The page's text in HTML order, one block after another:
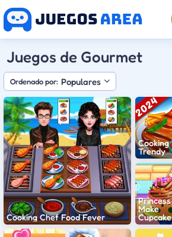
Juegos de Gourmet
Ordenado por: Populares
Cooking
Trendy
Cooking Chef Food Fever
Princess
Make
Cupcake